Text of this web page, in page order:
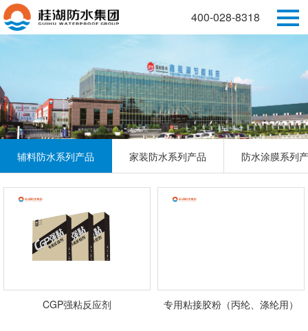
400-028-8318
辅料防水系列产品 家装防水系列产品 防水涂膜系列
CGP强粘反应剂 专用粘接胶粉（丙纶、涤纶用）